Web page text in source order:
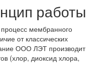
работы
мембранного
от классических
ООО ЛЭТ производит
(хлор, диоксид хлора,